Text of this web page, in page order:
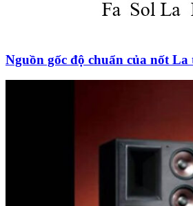
Nguồn gốc độ chuẩn của nốt